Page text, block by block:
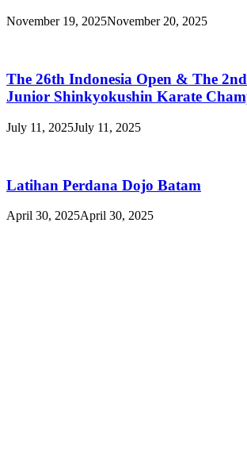
November 19, 2025November 20, 2025
The 26th Indonesia Open & The
Junior Shinkyokushin Karate
July 11, 2025July 11, 2025
Latihan Perdana Dojo Batam
April 30, 2025April 30, 2025